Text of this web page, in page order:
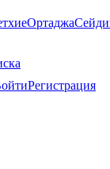
Ортаджа
Регистрация